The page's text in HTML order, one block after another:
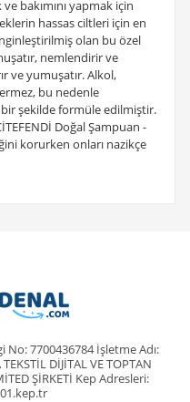
bakımını yapmak için
hassas ciltleri için en
olan bu özel
nemlendirir ve
ve yumuşatır. Alkol,
bu nedenle
şekilde formüle edilmiştir.
Doğal Şampuan -
korurken onları nazikçe
No: 7700436784 İşletme Adı:
DİJİTAL VE TOPTAN
ŞİRKETİ Kep Adresleri: